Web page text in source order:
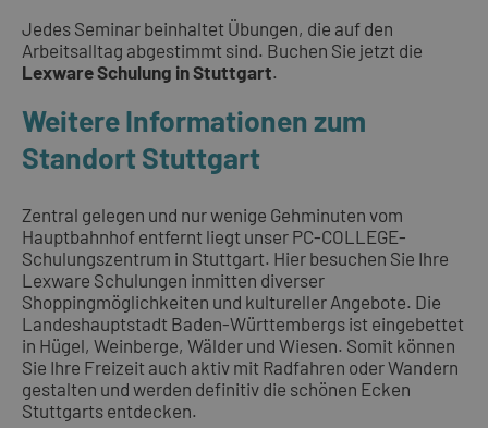
Jedes Seminar beinhaltet Übungen, die auf den
Arbeitsalltag abgestimmt sind. Buchen Sie jetzt die
Lexware Schulung in Stuttgart.
Weitere Informationen zum
Standort Stuttgart
Zentral gelegen und nur wenige Gehminuten vom
Hauptbahnhof entfernt liegt unser PC-COLLEGE-
Schulungszentrum in Stuttgart. Hier besuchen Sie Ihre
Lexware Schulungen inmitten diverser
Shoppingmöglichkeiten und kultureller Angebote. Die
Landeshauptstadt Baden-Württembergs ist eingebettet
in Hügel, Weinberge, Wälder und Wiesen. Somit können
Sie Ihre Freizeit auch aktiv mit Radfahren oder Wandern
gestalten und werden definitiv die schönen Ecken
Stuttgarts entdecken.